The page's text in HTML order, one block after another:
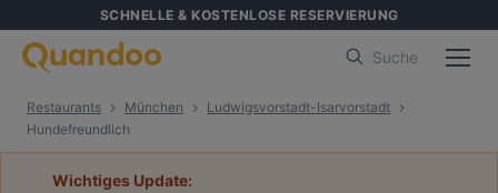
SCHNELLE & KOSTENLOSE RESERVIERUNG
Suche
Restaurants München
Ludwigsvorstadt-Isarvorstadt
Hundefreundlich
Wichtiges Update: